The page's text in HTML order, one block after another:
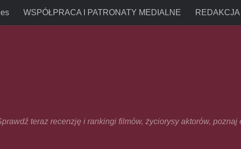
WSPÓŁPRACA I PATRONATY MEDIALNE REDAKCJA
teraz recenzję i rankingi filmów, życiorysy aktorów,